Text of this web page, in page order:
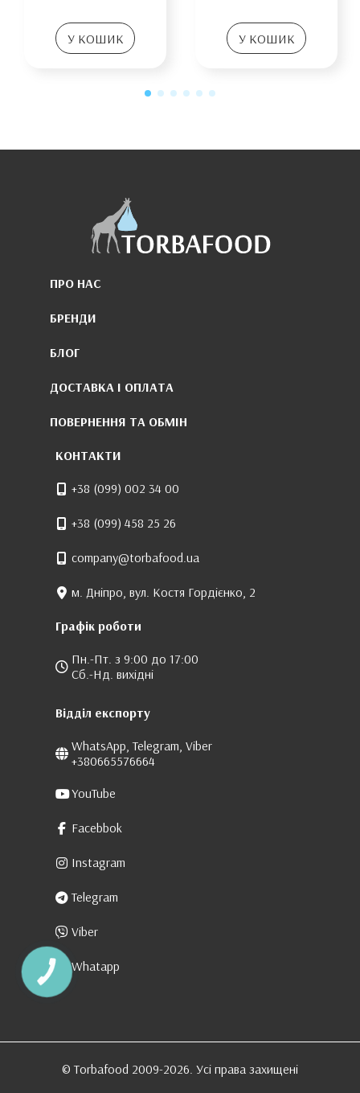
У КОШИК У КОШИК
ПРО НАС
БРЕНДИ
БЛОГ
ДОСТАВКА І ОПЛАТА
ПОВЕРНЕННЯ ТА ОБМІН
КОНТАКТИ
+38 (099) 002 34 00
+38 (099) 458 25 26
company@torbafood.ua
м. Дніпро, вул. Костя Гордієнко, 2
Графік роботи
Пн.-Пт. з 9:00 до 17:00
Сб.-Нд. вихідні
Відділ експорту
WhatsApp, Telegram, Viber
+380665576664
YouTube
Facebbok
Instagram
Telegram
Viber
Whatapp
© Torbafood 2009-2026. Усі права захищені
КНОПКА
ЗВ'ЯЗКУ